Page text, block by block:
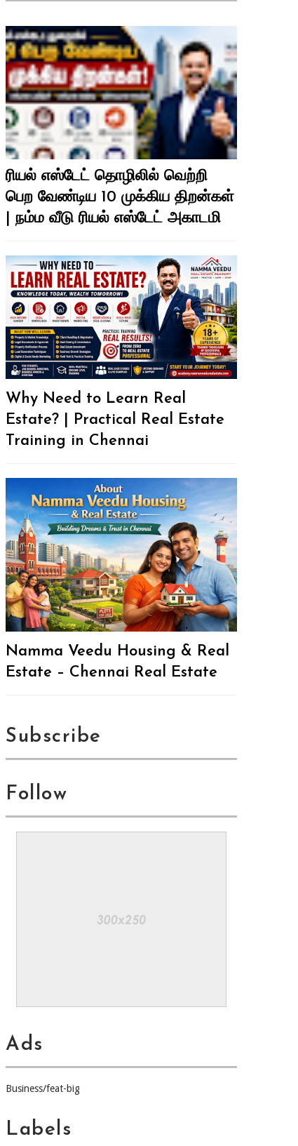
ரியல் எஸ்டேட் தொழிலில் வெற்றி
பெற வேண்டிய 10 முக்கிய திறன்கள்
| நம்ம வீடு ரியல் எஸ்டேட் அகாடமி
Why Need to Learn Real
Estate? | Practical Real Estate
Training in Chennai
Namma Veedu Housing & Real
Estate – Chennai Real Estate
Subscribe
Follow
Ads
Business/feat-big
Labels